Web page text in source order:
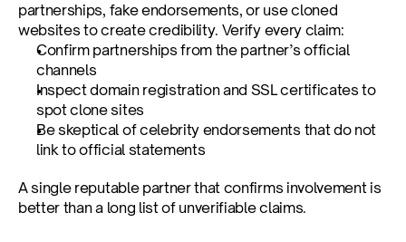
partnerships, fake endorsements, or use cloned
websites to create credibility. Verify every claim:
Confirm partnerships from the partner’s official
channels
Inspect domain registration and SSL certificates to
spot clone sites
Be skeptical of celebrity endorsements that do not
link to official statements
A single reputable partner that confirms involvement is
better than a long list of unverifiable claims.